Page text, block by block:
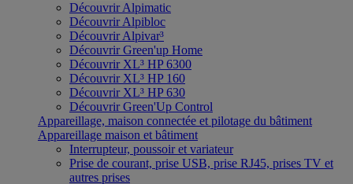
Découvrir Alpimatic
Découvrir Alpibloc
Découvrir Alpivar³
Découvrir Green'up Home
Découvrir XL³ HP 6300
Découvrir XL³ HP 160
Découvrir XL³ HP 630
Découvrir Green'Up Control
Appareillage, maison connectée et pilotage du bâtiment
Appareillage maison et bâtiment
Interrupteur, poussoir et variateur
Prise de courant, prise USB, prise RJ45, prises TV et
autres prises